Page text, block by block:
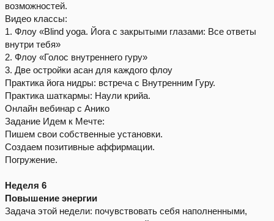
возможностей.
Видео классы:
1. Флоу «Blind yoga. Йога с закрытыми глазами: Все ответы
внутри тебя»
2. Флоу «Голос внутреннего гуру»
3. Две остройки асан для каждого флоу
Практика йога нидры: встреча с Внутренним Гуру.
Практика шаткармы: Наули крийа.
Онлайн вебинар с Анико
Задание Идем к Мечте:
Пишем свои собственные установки.
Создаем позитивные аффирмации.
Погружение.
Неделя 6
Повышение энергии
Задача этой недели: почувствовать себя наполненными,